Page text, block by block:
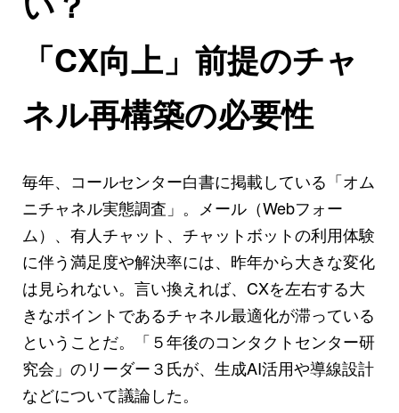
「CX向上」前提のチャ
ネル再構築の必要性
毎年、コールセンター白書に掲載している「オム
ニチャネル実態調査」。メール（Webフォー
ム）、有人チャット、チャットボットの利用体験
に伴う満足度や解決率には、昨年から大きな変化
は見られない。言い換えれば、CXを左右する大
きなポイントであるチャネル最適化が滞っている
ということだ。「５年後のコンタクトセンター研
究会」のリーダー３氏が、生成AI活用や導線設計
などについて議論した。